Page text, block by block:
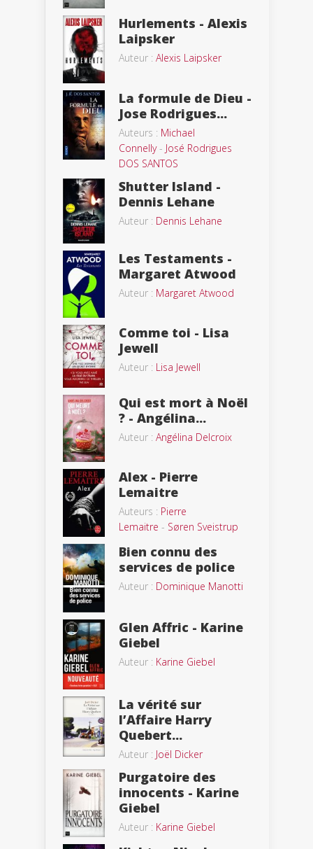
Hurlements - Alexis
Laipsker
Auteur : Alexis Laipsker
La formule de Dieu -
Jose Rodrigues...
Auteurs : Michael
Connelly- José Rodrigues
DOS SANTOS
Shutter Island -
Dennis Lehane
Auteur : Dennis Lehane
Les Testaments -
Margaret Atwood
Auteur : Margaret Atwood
Comme toi - Lisa
Jewell
Auteur : Lisa Jewell
Qui est mort à Noël
? - Angélina...
Auteur : Angélina Delcroix
Alex - Pierre
Lemaitre
Auteurs : Pierre
Lemaitre - Søren Sveistrup
Bien connu des
services de police
Auteur : Dominique Manotti
Glen Affric - Karine
Giebel
Auteur : Karine Giebel
La vérité sur
l’Affaire Harry
Quebert...
Auteur : Joël Dicker
Purgatoire des
innocents - Karine
Giebel
Auteur : Karine Giebel